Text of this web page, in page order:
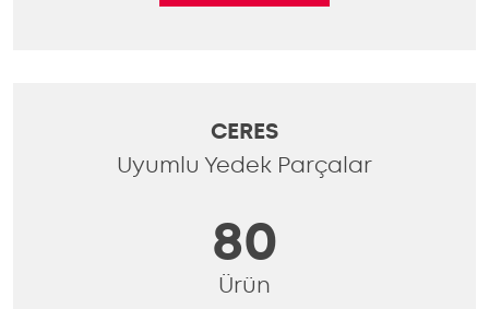
CERES
Uyumlu Yedek Parçalar
80
Ürün